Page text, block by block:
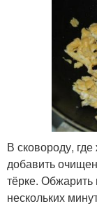
В сковороду,
добавить
тёрке.
нескольких